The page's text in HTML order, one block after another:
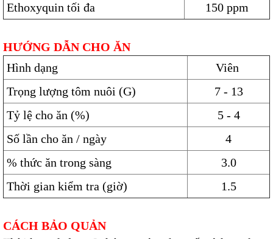
Ethoxyquin tối đa
150 ppm
HƯỚNG DẪN CHO ĂN
Hình dạng
Viên
Trọng lượng tôm nuôi (G)
7 - 13
Tỷ lệ cho ăn (%)
5 - 4
Số lần cho ăn / ngày
4
% thức ăn trong sàng
3.0
Thời gian kiểm tra (giờ)
1.5
CÁCH BẢO QUẢN